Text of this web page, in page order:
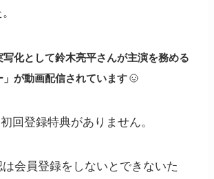
化として鈴木亮平さんが主演を務める
」が動画配信されています
回登録特典がありません。
会員登録をしないとできないた